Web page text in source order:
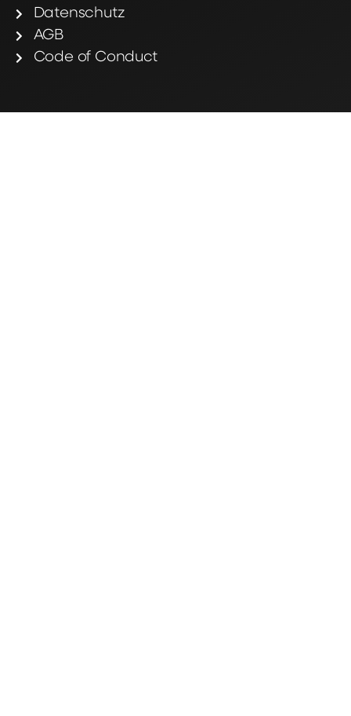
Datenschutz
AGB
Code of Conduct